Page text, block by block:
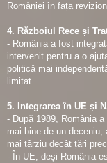
României în fața
4. Războiul Rece și
- România a fost
intervenit pentru a o
politică mai
limitat.
5. Integrarea în UE și
- După 1989, România
mai bine de un
mai târziu decât țări
- În UE, deși România